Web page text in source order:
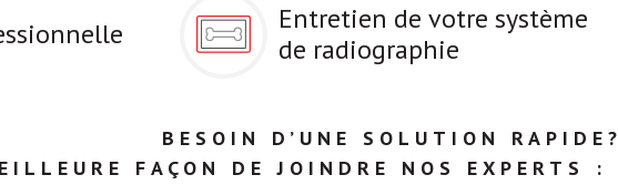
Entretien de votre système
de radiographie
BESOIN D’UNE SOLUTION RAPIDE?
FAÇON DE JOINDRE NOS EXPERTS :